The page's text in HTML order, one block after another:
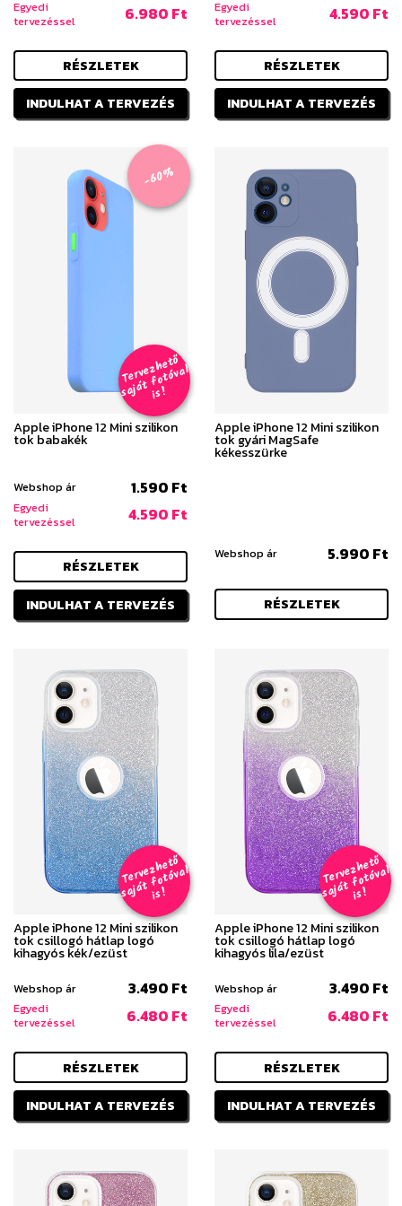
Egyedi
tervezéssel
6.980 Ft
RÉSZLETEK
INDULHAT A TERVEZÉS
Egyedi
tervezéssel
4.590 Ft
RÉSZLETEK
INDULHAT A TERVEZÉS
-60%
T
er
v
e
z
h
e
t
ő
s
aj
á
t
f
o
t
ó
v
al
i
s
!
Apple iPhone 12 Mini szilikon
tok babakék
Webshop ár 1.590 Ft
Egyedi
tervezéssel
4.590 Ft
RÉSZLETEK
INDULHAT A TERVEZÉS
Apple iPhone 12 Mini szilikon
tok gyári MagSafe
kékesszürke
Webshop ár 5.990 Ft
RÉSZLETEK
T
er
v
e
z
h
e
t
ő
s
aj
á
t
f
o
t
ó
v
al
i
s
!
Apple iPhone 12 Mini szilikon
tok csillogó hátlap logó
kihagyós kék/ezüst
Webshop ár 3.490 Ft
Egyedi
tervezéssel
6.480 Ft
RÉSZLETEK
INDULHAT A TERVEZÉS
T
er
v
e
z
h
e
t
ő
s
aj
á
t
f
o
t
ó
v
al
i
s
!
Apple iPhone 12 Mini szilikon
tok csillogó hátlap logó
kihagyós lila/ezüst
Webshop ár 3.490 Ft
Egyedi
tervezéssel
6.480 Ft
RÉSZLETEK
INDULHAT A TERVEZÉS